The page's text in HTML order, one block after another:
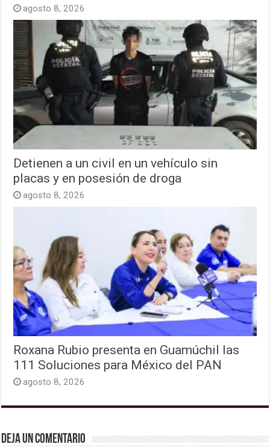
agosto 8, 2026
Detienen a un civil en un vehículo sin
placas y en posesión de droga
agosto 8, 2026
Roxana Rubio presenta en Guamúchil las
111 Soluciones para México del PAN
agosto 8, 2026
Deja un comentario